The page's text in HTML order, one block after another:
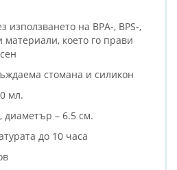
използването на BPA-, BPS-,
което го прави
стомана и силикон
мл.
диаметър – 6.5 см.
до 10 часа